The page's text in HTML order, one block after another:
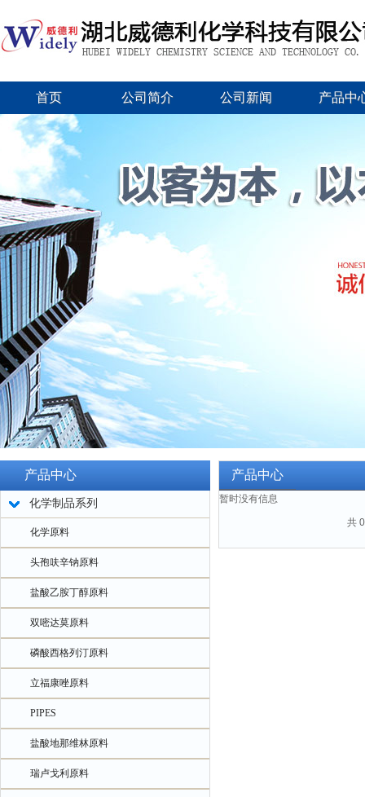
首页 公司简介 公司新闻 产品中
产品中心
化学制品系列
化学原料
头孢呋辛钠原料
盐酸乙胺丁醇原料
双嘧达莫原料
磷酸西格列汀原料
立福康唑原料
PIPES
盐酸地那维林原料
瑞卢戈利原料
产品中心
暂时没有信息
共